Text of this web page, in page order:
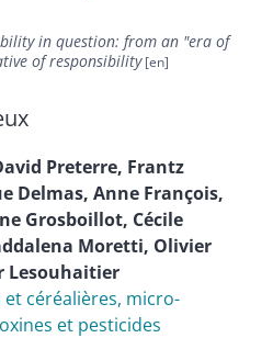
in question: from an "era of
of responsibility
Preterre, Frantz
Delmas, Anne François,
Grosboillot, Cécile
Moretti, Olivier
Lesouhaitier
céréalières, micro-
et pesticides